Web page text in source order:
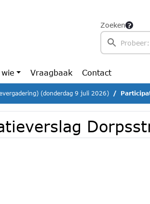
Zoeken
Vraagbaak Contact
(donderdag 9 juli 2026)